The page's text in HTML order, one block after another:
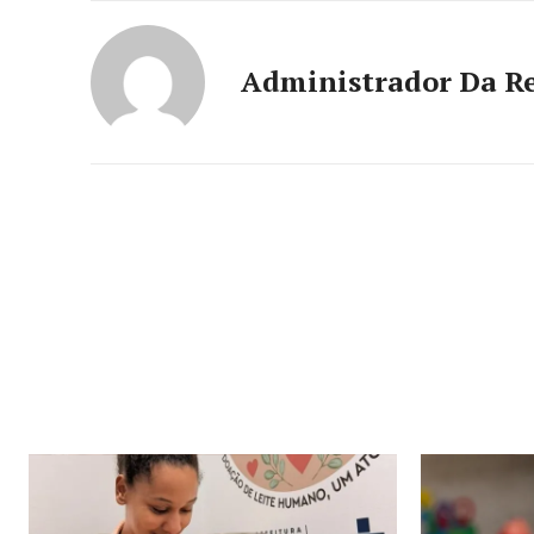
Administrador Da